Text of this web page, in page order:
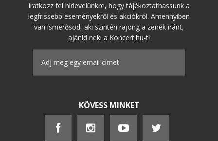
Iratkozz fel hírlevelünkre, hogy tájékoztathassunk a
legfrissebb eseményekről és akciókról. Amennyiben
van ismerősöd, aki szintén rajong a zenék iránt,
ajánld neki a Koncert.hu-t!
KÖVESS MINKET